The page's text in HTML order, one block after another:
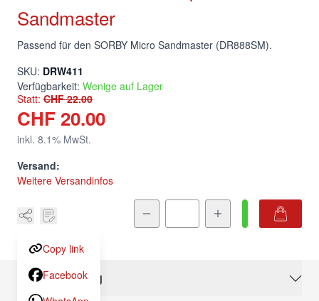
Micro Sandmaster
Passend für den SORBY Micro Sandmaster (DR888SM).
SKU: DRW411
Verfügbarkeit: Wenige auf Lager
Statt: CHF 22.00
CHF 20.00
inkl.8.1% MwSt.
Versand:
Weitere Versandinfos
Copy link
Facebook
Beschreibung